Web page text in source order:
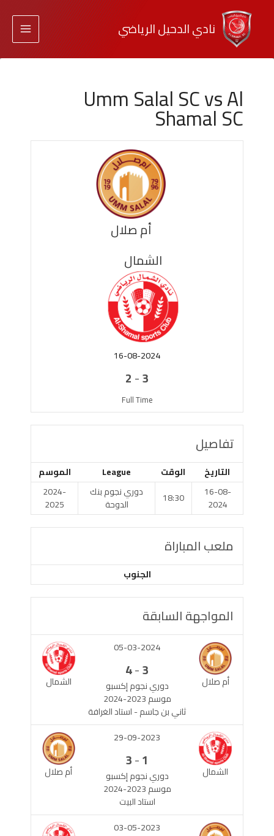
نادي الدحيل الرياضي
Umm Salal SC vs Al
Shamal SC
أم صلال
الشمال
16-08-2024
3
-
2
Full Time
تفاصيل
التاريخ الوقت League
الموسم
16-08-
2024
18:30
دوري نجوم بنك
الدوحة
2024-
2025
ملعب المباراة
الجنوب
المواجهة السابقة
أم صلال الشمال
05-03-2024
3
-
4
دوري نجوم إكسبو
موسم 2023-2024
ثاني بن جاسم - استاد الغرافة
الشمال أم صلال
29-09-2023
1
-
3
دوري نجوم إكسبو
موسم 2023-2024
استاد البيت
03-05-2023